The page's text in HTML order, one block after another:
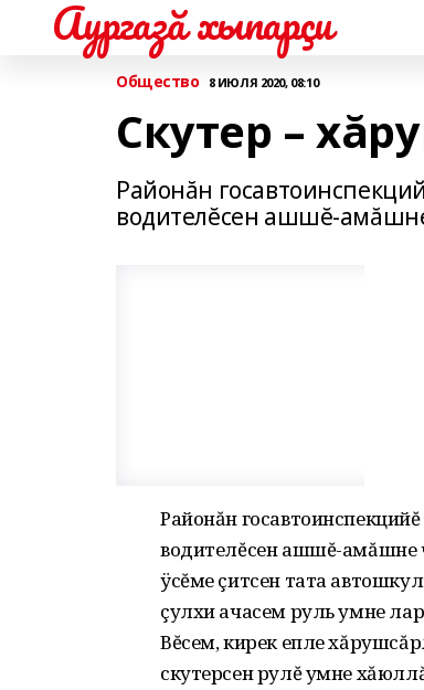
Аургазă хыпарçи
Общество 8 ИЮЛЯ 2020, 08:10
Скутер –
Районăн
водителĕсен ашшĕ-
Районăн
водителĕсен ашшĕ-амăшне
ÿсĕме çитсен тата
çулхи ачасем руль умне
Вĕсем, кирек епле
скутерсен рулĕ умне